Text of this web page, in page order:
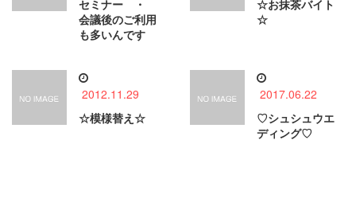
セミナー ・
会議後のご利用
も多いんです
☆お抹茶バイト
☆
2012.11.29
☆模様替え☆
2017.06.22
♡シュシュウエ
ディング♡